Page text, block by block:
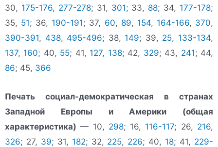
30, 175-176, 277-278; 31, 301; 33, 88; 34, 177-178;
35, 51; 36, 190-191; 37, 60, 89, 154, 164-166, 370,
390-391, 438, 495-496; 38, 149; 39, 25, 133-134,
137, 160; 40, 55; 41, 127, 138; 42, 329; 43, 241; 44,
86; 45, 366
Печать социал-демократическая в странах
Западной Европы и Америки (общая
характеристика) — 10, 298; 16, 116-117; 26, 216,
326; 27, 39; 31, 182; 32, 225, 226; 40, 18; 41, 229-